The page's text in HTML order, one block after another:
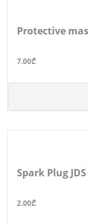
Protective
7.00₾
Spark Plug
2.00₾